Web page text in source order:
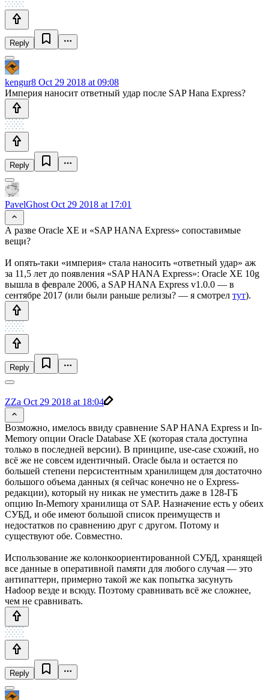
Reply
kengur8 Oct 29 2018 at 09:08
Империя наносит ответный удар после SAP Hana Express?
Reply
PavelGhost Oct 29 2018 at 17:01
А разве Oracle XE и «SAP HANA Express» сопоставимые
вещи?
И опять-таки «империя» стала наносить «ответный удар» аж
за 11,5 лет до появления «SAP HANA Express»: Oracle XE 10g
вышла в феврале 2006, а SAP HANA Express v1.0.0 — в
сентябре 2017 (или были раньше релизы? — я смотрел тут).
Reply
ZZa Oct 29 2018 at 18:04
Возможно, имелось ввиду сравнение SAP HANA Express и In-
Memory опции Oracle Database XE (которая стала доступна
только в последней версии). В принципе, use-case схожий, но
всё же не совсем идентичный. Oracle была и остается по
большей степени персистентным хранилищем для достаточно
большого объема данных (я сейчас конечно не о Express-
редакции), который ну никак не уместить даже в 128-ГБ
опцию In-Memory хранилища от SAP. Назначение есть у обеих
СУБД, и обе имеют большой список преимуществ и
недостатков по сравнению друг с другом. Потому и
существуют обе. Совместно.
Использование же колонкоориентированной СУБД, хранящей
все данные в оперативной памяти для любого случая — это
антипаттерн, примерно такой же как попытка засунуть
Hadoop везде и всюду. Поэтому сравнивать всё же сложнее,
чем не сравнивать.
Reply